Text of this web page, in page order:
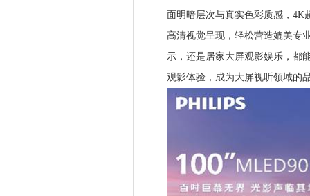
面明暗层次与真实色彩质感，4K
高清视觉呈现，轻松营造媲美专
示，还是居家大屏观影娱乐，都
观影体验，成为大屏视听领域的